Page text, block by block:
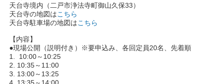
天台寺境内（二戸市浄法寺町御山久保33）
天台寺の地図はこちら
天台寺駐車場の地図はこちら
【内容】
●現場公開（説明付き）※要申込み、各回定員20名、先着順
1. 10:00～10:25
2. 10:35～11:00
3. 13:00～13:25